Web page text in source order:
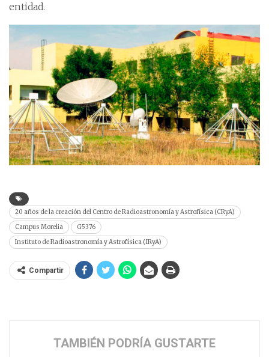
entidad.
20 años de la creación del Centro de Radioastronomía y Astrofísica (CRyA)
Campus Morelia
G5376
Instituto de Radioastronomía y Astrofísica (IRyA)
Compartir
TAMBIÉN PODRÍA GUSTARTE